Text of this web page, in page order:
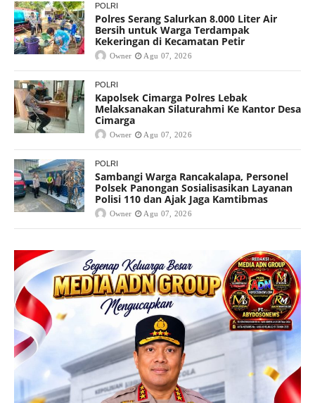
POLRI
Polres Serang Salurkan 8.000 Liter Air
Bersih untuk Warga Terdampak
Kekeringan di Kecamatan Petir
Owner Agu 07, 2026
POLRI
Kapolsek Cimarga Polres Lebak
Melaksanakan Silaturahmi Ke Kantor Desa
Cimarga
Owner Agu 07, 2026
POLRI
Sambangi Warga Rancakalapa, Personel
Polsek Panongan Sosialisasikan Layanan
Polisi 110 dan Ajak Jaga Kamtibmas
Owner Agu 07, 2026